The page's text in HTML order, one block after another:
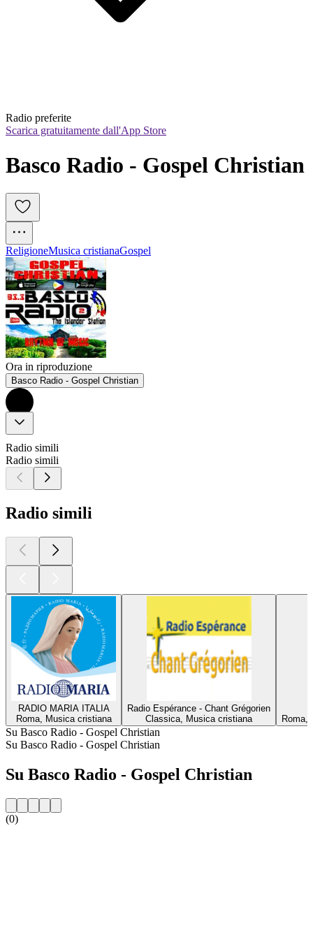
Radio preferite
Scarica gratuitamente dall'App Store
Basco Radio - Gospel Christian
ReligioneMusica cristianaGospel
Ora in riproduzione
Basco Radio - Gospel Christian
Radio simili
Radio simili
Radio simili
RADIO MARIA ITALIA
Roma, Musica cristiana
Radio Espérance - Chant Grégorien
Classica, Musica cristiana
Roma,
Su Basco Radio - Gospel Christian
Su Basco Radio - Gospel Christian
Su Basco Radio - Gospel Christian
(0)